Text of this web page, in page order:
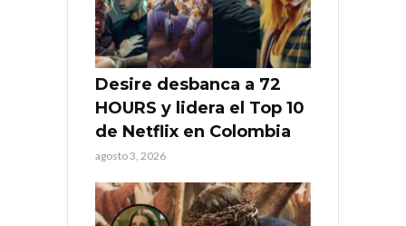
Desire desbanca a 72
HOURS y lidera el Top 10
de Netflix en Colombia
agosto 3, 2026